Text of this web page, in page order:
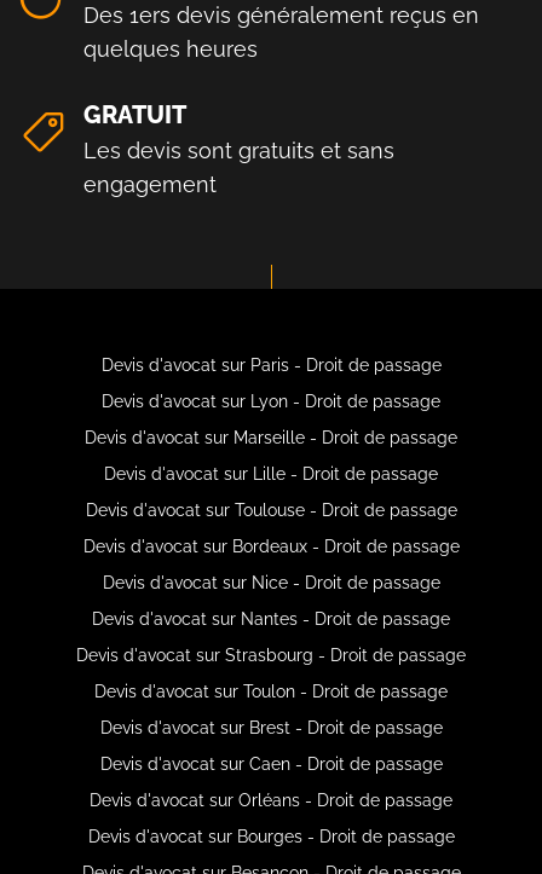
Des 1ers devis généralement reçus en
quelques heures
GRATUIT
Les devis sont gratuits et sans
engagement
Devis d'avocat sur Paris - Droit de passage
Devis d'avocat sur Lyon - Droit de passage
Devis d'avocat sur Marseille - Droit de passage
Devis d'avocat sur Lille - Droit de passage
Devis d'avocat sur Toulouse - Droit de passage
Devis d'avocat sur Bordeaux - Droit de passage
Devis d'avocat sur Nice - Droit de passage
Devis d'avocat sur Nantes - Droit de passage
Devis d'avocat sur Strasbourg - Droit de passage
Devis d'avocat sur Toulon - Droit de passage
Devis d'avocat sur Brest - Droit de passage
Devis d'avocat sur Caen - Droit de passage
Devis d'avocat sur Orléans - Droit de passage
Devis d'avocat sur Bourges - Droit de passage